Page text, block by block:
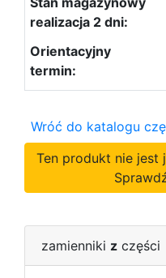
Wróć do katalogu
Ten produkt nie jest
zamienniki z części